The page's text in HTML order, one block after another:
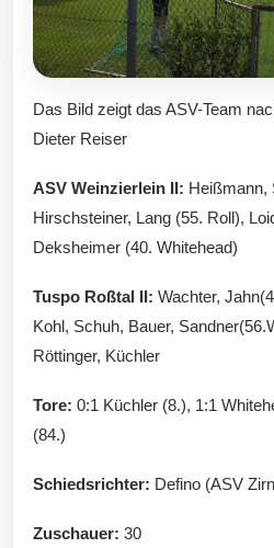
Das Bild zeigt das ASV-Team
Dieter Reiser
ASV Weinzierlein II: Heißmann,
Hirschsteiner, Lang (55. Roll),
Deksheimer (40. Whitehead)
Tuspo Roßtal II: Wachter,
Kohl, Schuh, Bauer,
Röttinger, Küchler
Tore: 0:1 Küchler (8.), 1:1
(84.)
Schiedsrichter: Defino (ASV
Zuschauer: 30